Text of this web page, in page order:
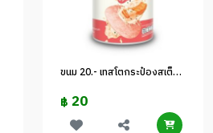
ขนม 20.- เทสโตกระป๋องสเต็กแซลมอน 42 ก.
฿ 20